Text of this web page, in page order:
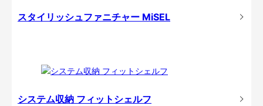
スタイリッシュファニチャー MiSEL
システム収納 フィットシェルフ